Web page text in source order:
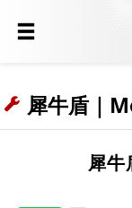
犀牛盾｜
犀